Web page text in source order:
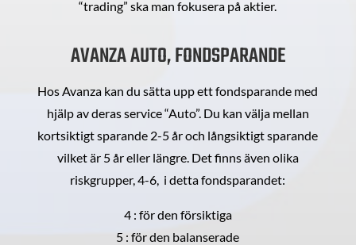
“trading” ska man fokusera på aktier.
AVANZA AUTO, FONDSPARANDE
Hos Avanza kan du sätta upp ett fondsparande med
hjälp av deras service “Auto”. Du kan välja mellan
kortsiktigt sparande 2-5 år och långsiktigt sparande
vilket är 5 år eller längre. Det finns även olika
riskgrupper, 4-6, i detta fondsparandet:
4 : för den försiktiga
5 : för den balanserade